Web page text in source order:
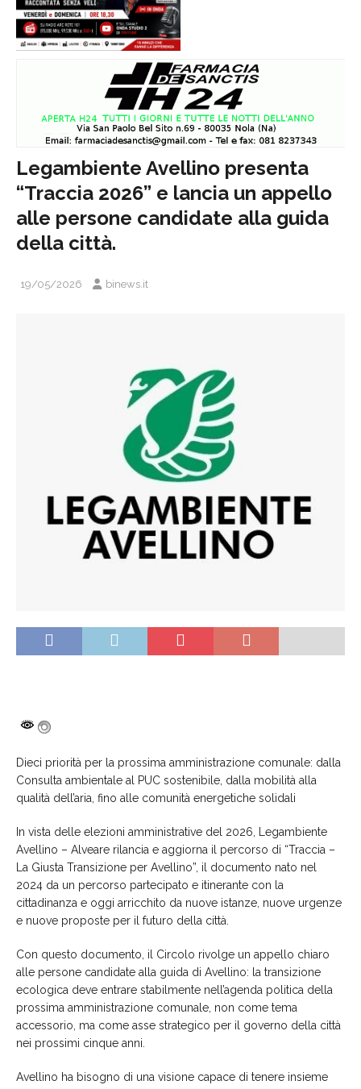
Legambiente Avellino presenta
“Traccia 2026” e lancia un appello
alle persone candidate alla guida
della città.
19/05/2026 binews.it
Dieci priorità per la prossima amministrazione comunale: dalla
Consulta ambientale al PUC sostenibile, dalla mobilità alla
qualità dell’aria, fino alle comunità energetiche solidali
In vista delle elezioni amministrative del 2026, Legambiente
Avellino – Alveare rilancia e aggiorna il percorso di “Traccia –
La Giusta Transizione per Avellino”, il documento nato nel
2024 da un percorso partecipato e itinerante con la
cittadinanza e oggi arricchito da nuove istanze, nuove urgenze
e nuove proposte per il futuro della città.
Con questo documento, il Circolo rivolge un appello chiaro
alle persone candidate alla guida di Avellino: la transizione
ecologica deve entrare stabilmente nell’agenda politica della
prossima amministrazione comunale, non come tema
accessorio, ma come asse strategico per il governo della città
nei prossimi cinque anni.
Avellino ha bisogno di una visione capace di tenere insieme